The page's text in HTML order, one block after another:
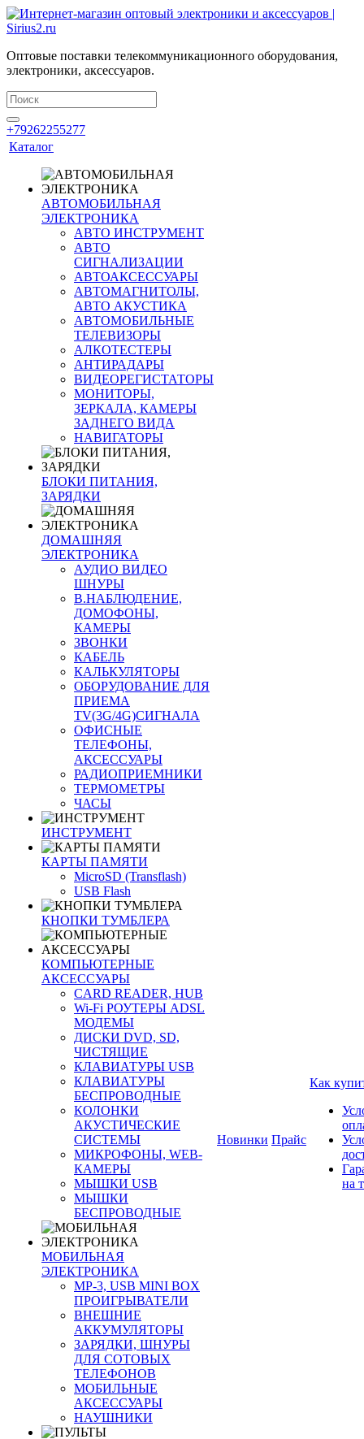
Оптовые поставки телекоммуникационного оборудования,
электроники, аксессуаров.
+79262255277
Каталог
АВТОМОБИЛЬНАЯ
ЭЛЕКТРОНИКА
АВТО ИНСТРУМЕНТ
АВТО
СИГНАЛИЗАЦИИ
АВТОАКСЕССУАРЫ
АВТОМАГНИТОЛЫ,
АВТО АКУСТИКА
АВТОМОБИЛЬНЫЕ
ТЕЛЕВИЗОРЫ
АЛКОТЕСТЕРЫ
АНТИРАДАРЫ
ВИДЕОРЕГИСТАТОРЫ
МОНИТОРЫ,
ЗЕРКАЛА, КАМЕРЫ
ЗАДНЕГО ВИДА
НАВИГАТОРЫ
БЛОКИ ПИТАНИЯ,
ЗАРЯДКИ
ДОМАШНЯЯ
ЭЛЕКТРОНИКА
АУДИО ВИДЕО
ШНУРЫ
В.НАБЛЮДЕНИЕ,
ДОМОФОНЫ,
КАМЕРЫ
ЗВОНКИ
КАБЕЛЬ
КАЛЬКУЛЯТОРЫ
ОБОРУДОВАНИЕ ДЛЯ
ПРИЕМА
TV(3G/4G)СИГНАЛА
ОФИСНЫЕ
ТЕЛЕФОНЫ,
АКСЕССУАРЫ
РАДИОПРИЕМНИКИ
ТЕРМОМЕТРЫ
ЧАСЫ
ИНСТРУМЕНТ
КАРТЫ ПАМЯТИ
MicroSD (Transflash)
USB Flash
КНОПКИ ТУМБЛЕРА
КОМПЬЮТЕРНЫЕ
АКСЕССУАРЫ
CARD READER, HUB
Wi-Fi РОУТЕРЫ ADSL
МОДЕМЫ
ДИСКИ DVD, SD,
ЧИСТЯЩИЕ
КЛАВИАТУРЫ USB
КЛАВИАТУРЫ
БЕСПРОВОДНЫЕ
КОЛОНКИ
АКУСТИЧЕСКИЕ
СИСТЕМЫ
МИКРОФОНЫ, WEB-
КАМЕРЫ
МЫШКИ USB
МЫШКИ
БЕСПРОВОДНЫЕ
МОБИЛЬНАЯ
ЭЛЕКТРОНИКА
MP-3, USB MINI BOX
ПРОИГРЫВАТЕЛИ
ВНЕШНИЕ
АККУМУЛЯТОРЫ
ЗАРЯДКИ, ШНУРЫ
ДЛЯ СОТОВЫХ
ТЕЛЕФОНОВ
МОБИЛЬНЫЕ
АКСЕССУАРЫ
НАУШНИКИ
Новинки Прайс
Как
на